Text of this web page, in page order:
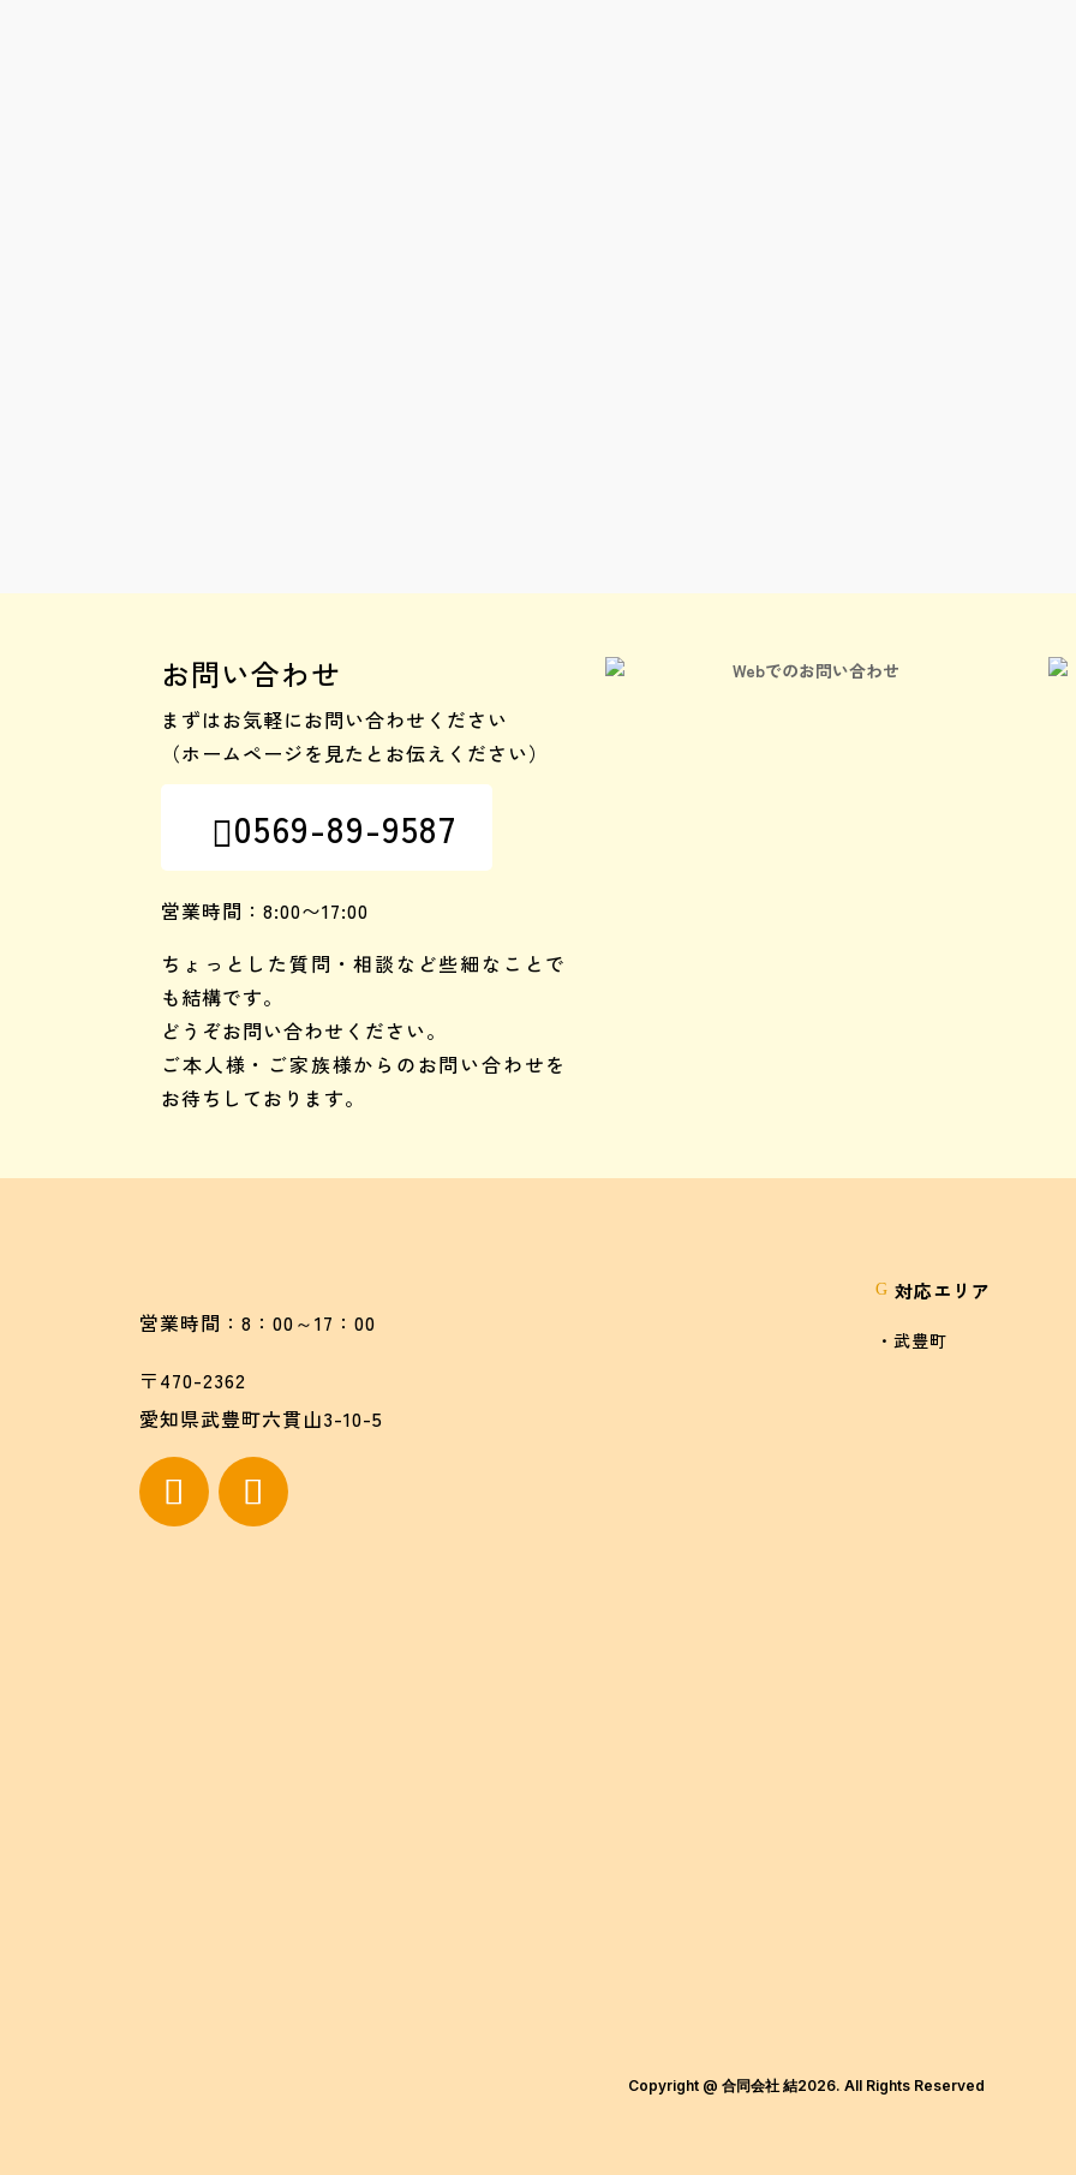
お問い合わせ
まずはお気軽にお問い合わせください
（ホームページを見たとお伝えください）
0569-89-9587
営業時間：8:00〜17:00
ちょっとした質問・相談など些細なことで
も結構です。
どうぞお問い合わせください。
ご本人様・ご家族様からのお問い合わせを
お待ちしております。
営業時間：8：00～17：00
〒470-2362
愛知県武豊町六貫山3-10-5
G 対応エリア
・武豊町
Copyright @ 合同会社 結2026. All Rights Reserved